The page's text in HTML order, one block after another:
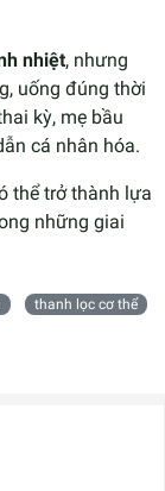
nhiệt, nhưng
uống đúng thời
kỳ, mẹ bầu
cá nhân hóa.
thể trở thành lựa
những giai
thanh lọc cơ thể